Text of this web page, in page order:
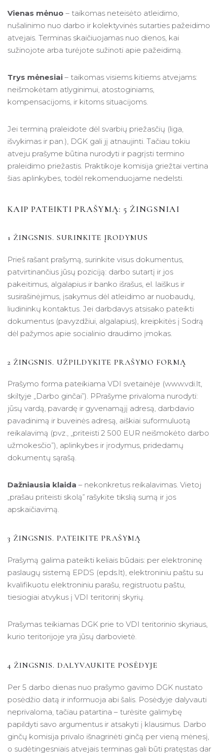
Vienas mėnuo – taikomas neteisėto atleidimo,
nušalinimo nuo darbo ir kolektyvinės sutarties pažeidimo
atvejais. Terminas skaičiuojamas nuo dienos, kai
sužinojote arba turėjote sužinoti apie pažeidimą.
Trys mėnesiai – taikomas visiems kitiems atvejams:
neišmokėtam atlyginimui, atostoginiams,
kompensacijoms, ir kitoms situacijoms.
Jei terminą praleidote dėl svarbių priežasčių (liga,
išvykimas ir pan.), DGK gali jį atnaujinti. Tačiau tokiu
atveju prašyme būtina nurodyti ir pagrįsti termino
praleidimo priežastis. Praktikoje komisija griežtai vertina
šias aplinkybes, todėl rekomenduojame nedelsti.
KAIP PATEIKTI PRAŠYMĄ: 5 ŽINGSNIAI
1 ŽINGSNIS. SURINKITE ĮRODYMUS
Prieš rašant prašymą, surinkite visus dokumentus,
patvirtinančius jūsų poziciją: darbo sutartį ir jos
pakeitimus, algalapius ir banko išrašus, el. laiškus ir
susirašinėjimus, įsakymus dėl atleidimo ar nuobaudų,
liudininkų kontaktus. Jei darbdavys atsisako pateikti
dokumentus (pavyzdžiui, algalapius), kreipkitės į Sodrą
dėl pažymos apie socialinio draudimo įmokas.
2 ŽINGSNIS. UŽPILDYKITE PRAŠYMO FORMĄ
Prašymo forma pateikiama VDI svetainėje (www.vdi.lt,
skiltyje „Darbo ginčai”). PPrašyme privaloma nurodyti:
jūsų vardą, pavardę ir gyvenamąjį adresą, darbdavio
pavadinimą ir buveinės adresą, aiškiai suformuluotą
reikalavimą (pvz., „priteisti 2 500 EUR neišmokėto darbo
užmokesčio”), aplinkybes ir įrodymus, pridedamų
dokumentų sąrašą.
Dažniausia klaida – nekonkretus reikalavimas. Vietoj
„prašau priteisti skolą” rašykite tikslią sumą ir jos
apskaičiavimą.
3 ŽINGSNIS. PATEIKITE PRAŠYMĄ
Prašymą galima pateikti keliais būdais: per elektroninę
paslaugų sistemą EPDS (epds.lt), elektroniniu paštu su
kvalifikuotu elektroniniu parašu, registruotu paštu,
tiesiogiai atvykus į VDI teritorinį skyrių.
Prašymas teikiamas DGK prie to VDI teritorinio skyriaus,
kurio teritorijoje yra jūsų darbovietė.
4 ŽINGSNIS. DALYVAUKITE POSĖDYJE
Per 5 darbo dienas nuo prašymo gavimo DGK nustato
posėdžio datą ir informuoja abi šalis. Posėdyje dalyvauti
neprivaloma, tačiau patartina – turėsite galimybę
papildyti savo argumentus ir atsakyti į klausimus. Darbo
ginčų komisija privalo išnagrinėti ginčą per vieną mėnesį,
o sudėtingesniais atvejais terminas gali būti pratęstas dar